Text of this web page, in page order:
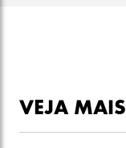
VEJA MAIS